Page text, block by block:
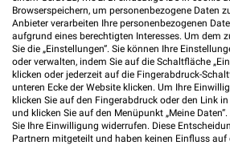
MEHR PROSPEKTE
Browserspeichern, um personenbezogene Daten
Anbieter verarbeiten Ihre personenbezogenen
aufgrund eines berechtigten Interesses. Um dem
Sie die „Einstellungen“. Sie können Ihre
oder verwalten, indem Sie auf die Schaltfläche
klicken oder jederzeit auf die Fingerabdruck-
unteren Ecke der Website klicken. Um Ihre
klicken Sie auf den Fingerabdruck oder den Link
und klicken Sie auf den Menüpunkt „Meine
Sie Ihre Einwilligung widerrufen. Diese
Partnern mitgeteilt und haben keinen Einfluss auf